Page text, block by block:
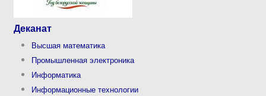
Деканат
Высшая математика
Промышленная электроника
Информатика
Информационные технологии